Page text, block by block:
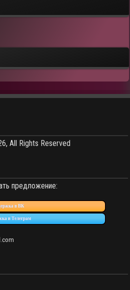
All Rights Reserved
предложение:
в ВК
в Телеграм